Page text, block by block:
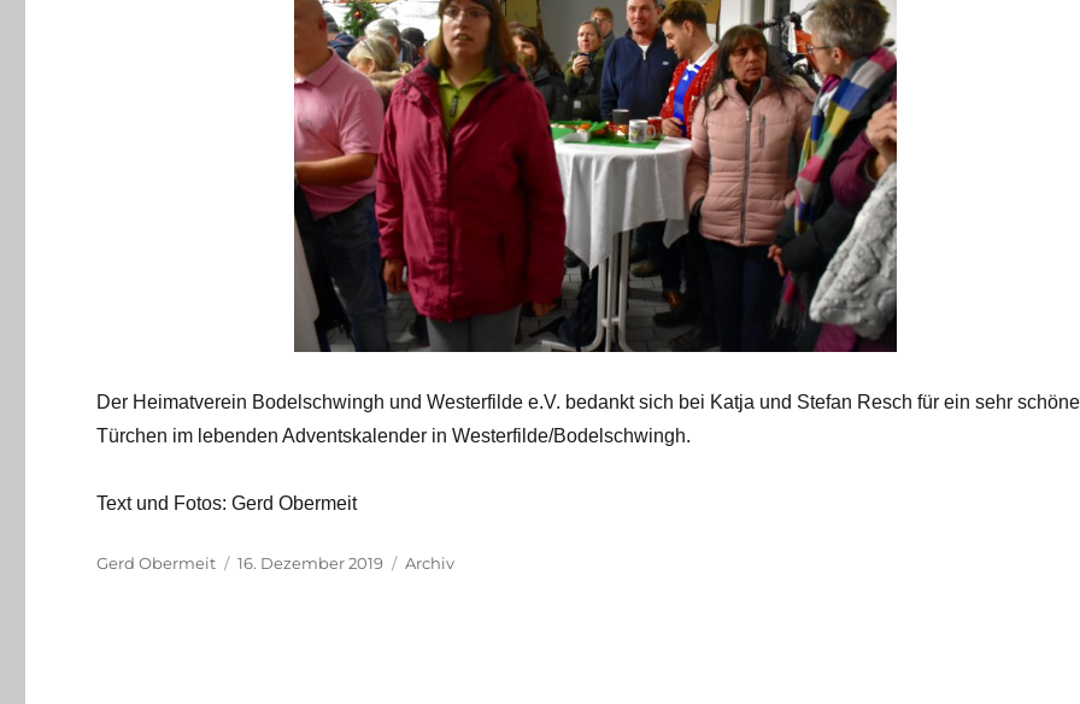
Der Heimatverein Bodelschwingh und Westerfilde e.V. bedankt sich bei Katja und Stefan Resch für ein sehr
Türchen im lebenden Adventskalender in Westerfilde/Bodelschwingh.
Text und Fotos: Gerd Obermeit
Autor
Gerd Obermeit
Veröffentlicht
16. Dezember 2019 Kategorien
Archiv